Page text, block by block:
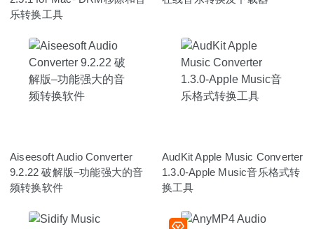
乐转换工具
Aiseesoft Audio Converter
9.2.22 破解版–功能强大的音
频转换软件
AudKit Apple Music Converter
1.3.0-Apple Music音乐格式转
换工具